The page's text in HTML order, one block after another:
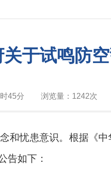
于试鸣防
45分 浏览量： 1242次
和忧患意识。根据《
告如下：